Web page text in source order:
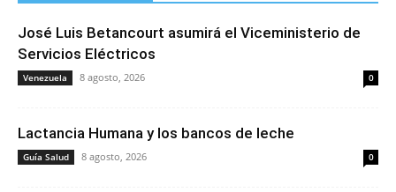
José Luis Betancourt asumirá el Viceministerio de
Servicios Eléctricos
Venezuela 8 agosto, 2026 0
Lactancia Humana y los bancos de leche
Guía Salud 8 agosto, 2026 0